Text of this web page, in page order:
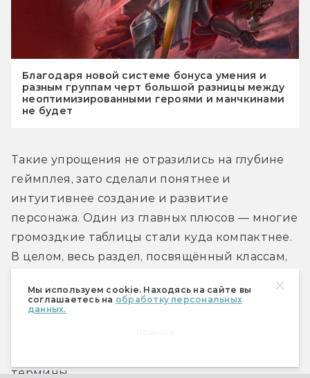
Мы используем cookie. Находясь на сайте вы
соглашаетесь на обработку персональных
данных.
Благодаря новой системе бонуса умения и
разным группам черт большой разницы между
неоптимизированными героями и манчкинами
не будет
Такие упрощения не отразились на глубине
геймплея, зато сделали понятнее и
интуитивнее создание и развитие
персонажа. Один из главных плюсов — многие
громоздкие таблицы стали куда компактнее.
В целом, весь раздел, посвящённый классам,
примеры персонажей первого уровня,
вынесены классовые черты (а в отдельной
термины.